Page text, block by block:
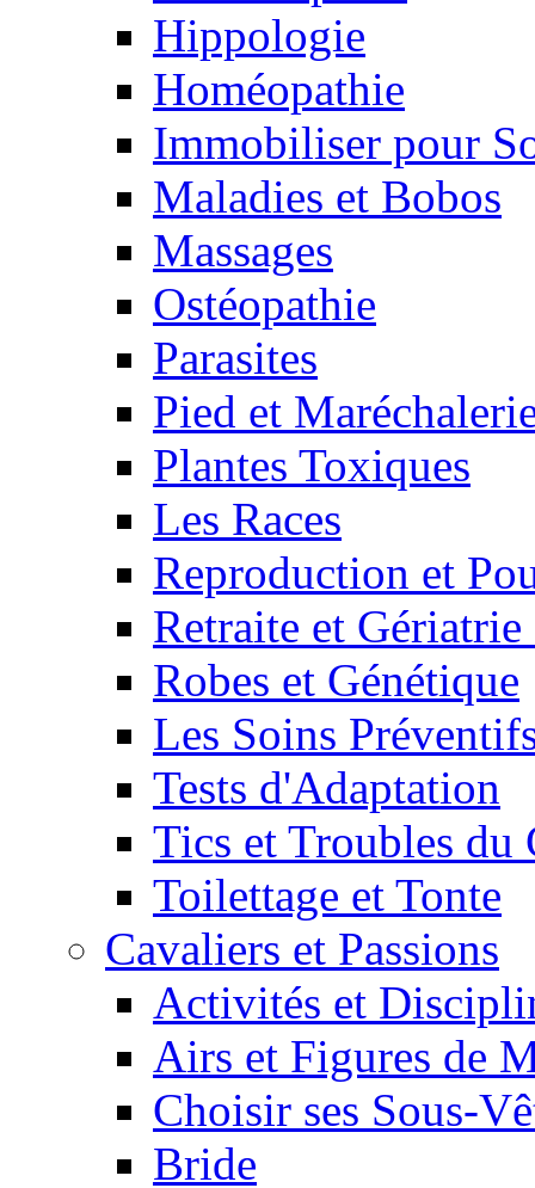
Hippologie
Homéopathie
Immobiliser pour
Maladies et Bobos
Massages
Ostéopathie
Parasites
Pied et
Plantes Toxiques
Les Races
Reproduction et
Retraite et
Robes et Génétique
Les Soins
Tests d'Adaptation
Tics et Troubles du
Toilettage et Tonte
Cavaliers et Passions
Activités et
Airs et Figures de
Choisir ses Sous-
Bride